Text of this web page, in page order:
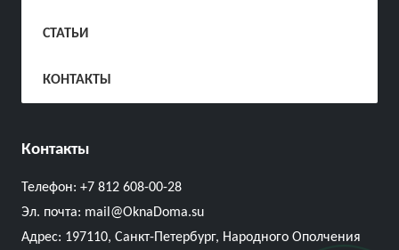
СТАТЬИ
КОНТАКТЫ
Контакты
Телефон: +7 812 608-00-28
Эл. почта: mail@OknaDoma.su
Адрес: 197110, Санкт-Петербург, Народного Ополчения